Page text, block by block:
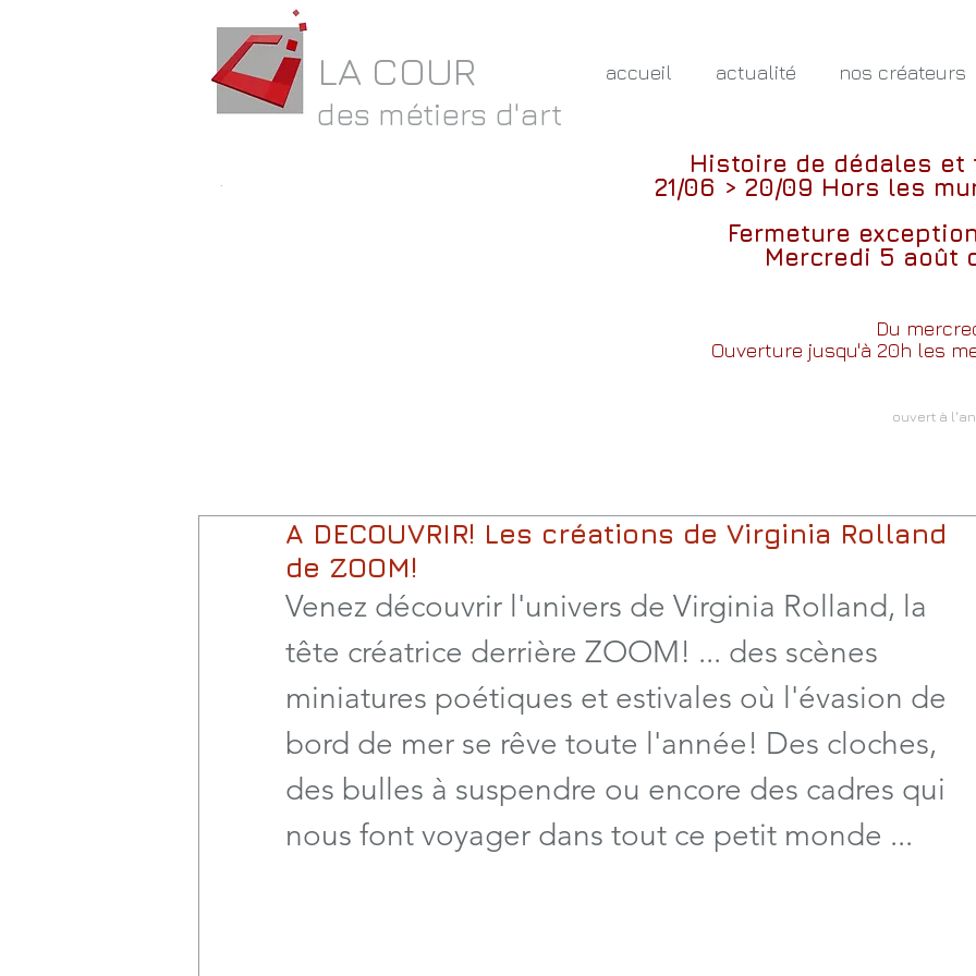
LA COUR
des métiers d'art
accueil actualité nos créateurs
Histoire de dédales et
21/06 > 20/09 Hors les
Fermeture
Mercredi 5 août
Du
Ouverture jusqu'à 20h les
ouvert à
.
A DECOUVRIR! Les créations de Virginia Rolland
de ZOOM!
Venez découvrir l'univers de Virginia Rolland, la
tête créatrice derrière ZOOM! ... des scènes
miniatures poétiques et estivales où l'évasion de
bord de mer se rêve toute l'année! Des cloches,
des bulles à suspendre ou encore des cadres qui
nous font voyager dans tout ce petit monde ...